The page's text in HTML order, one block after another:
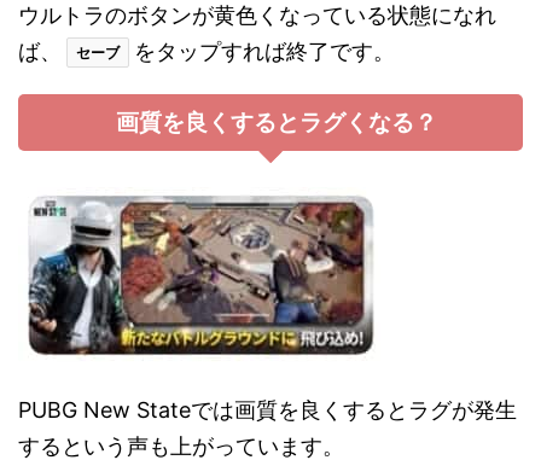
ウルトラのボタンが黄色くなっている状態になれ
ば、
セーブ をタップすれば終了です。
画質を良くするとラグくなる？
PUBG New Stateでは画質を良くするとラグが発生
するという声も上がっています。